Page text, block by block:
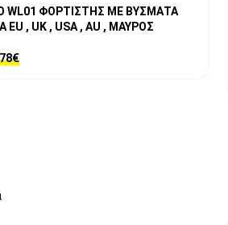
WL01 ΦΟΡΤΙΣΤΗΣ ΜΕ ΒΥΣΜΑΤΑ
EU , UK , USA , AU , ΜΑΥΡΟΣ
€